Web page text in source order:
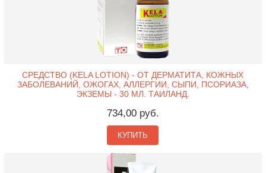
СРЕДСТВО (KELA LOTION) - ОТ ДЕРМАТИТА, КОЖНЫХ
ЗАБОЛЕВАНИЙ, ОЖОГАХ, АЛЛЕРГИИ, СЫПИ, ПСОРИАЗА,
ЭКЗЕМЫ - 30 МЛ. ТАИЛАНД.
734,00 руб.
КУПИТЬ